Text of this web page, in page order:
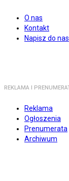
O nas
Kontakt
Napisz do nas
REKLAMA I
Reklama
Ogłoszenia
Prenumerata
Archiwum